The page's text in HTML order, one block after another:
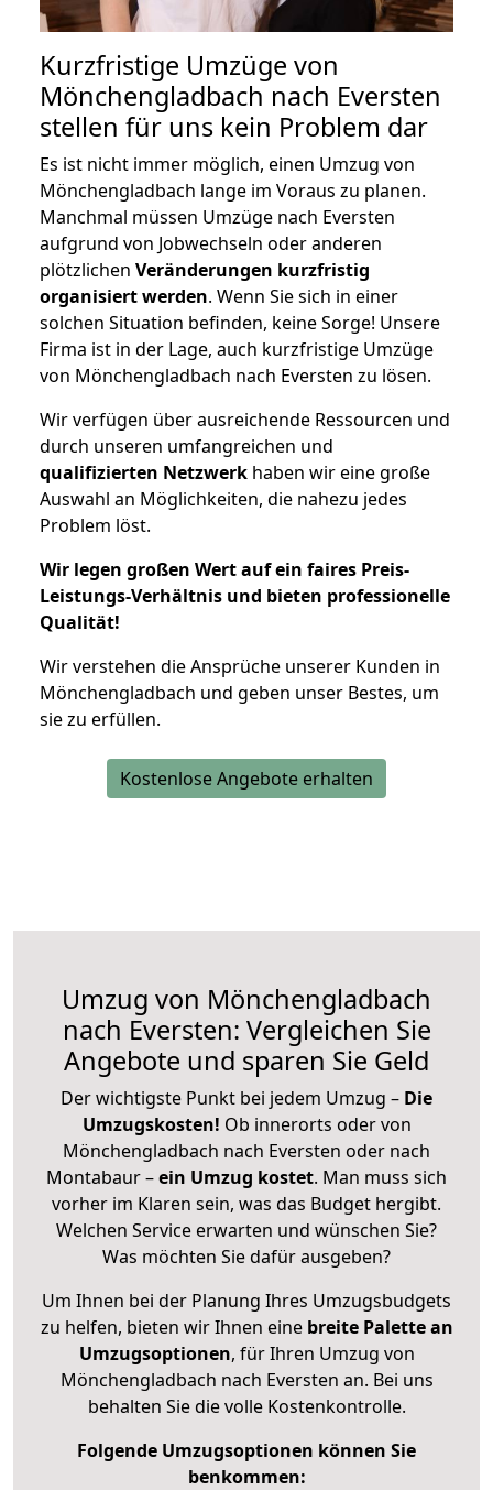
Kurzfristige Umzüge von
Mönchengladbach nach Eversten
stellen für uns kein Problem dar
Es ist nicht immer möglich, einen Umzug von
Mönchengladbach lange im Voraus zu planen.
Manchmal müssen Umzüge nach Eversten
aufgrund von Jobwechseln oder anderen
plötzlichen Veränderungen kurzfristig
organisiert werden. Wenn Sie sich in einer
solchen Situation befinden, keine Sorge! Unsere
Firma ist in der Lage, auch kurzfristige Umzüge
von Mönchengladbach nach Eversten zu lösen.
Wir verfügen über ausreichende Ressourcen und
durch unseren umfangreichen und
qualifizierten Netzwerk haben wir eine große
Auswahl an Möglichkeiten, die nahezu jedes
Problem löst.
Wir legen großen Wert auf ein faires Preis-
Leistungs-Verhältnis und bieten professionelle
Qualität!
Wir verstehen die Ansprüche unserer Kunden in
Mönchengladbach und geben unser Bestes, um
sie zu erfüllen.
Kostenlose Angebote erhalten
Umzug von Mönchengladbach
nach Eversten: Vergleichen Sie
Angebote und sparen Sie Geld
Der wichtigste Punkt bei jedem Umzug – Die
Umzugskosten! Ob innerorts oder von
Mönchengladbach nach Eversten oder nach
Montabaur –ein Umzug kostet. Man muss sich
vorher im Klaren sein, was das Budget hergibt.
Welchen Service erwarten und wünschen Sie?
Was möchten Sie dafür ausgeben?
Um Ihnen bei der Planung Ihres Umzugsbudgets
zu helfen, bieten wir Ihnen eine breite Palette an
Umzugsoptionen, für Ihren Umzug von
Mönchengladbach nach Eversten an. Bei uns
behalten Sie die volle Kostenkontrolle.
Folgende Umzugsoptionen können Sie
benkommen: